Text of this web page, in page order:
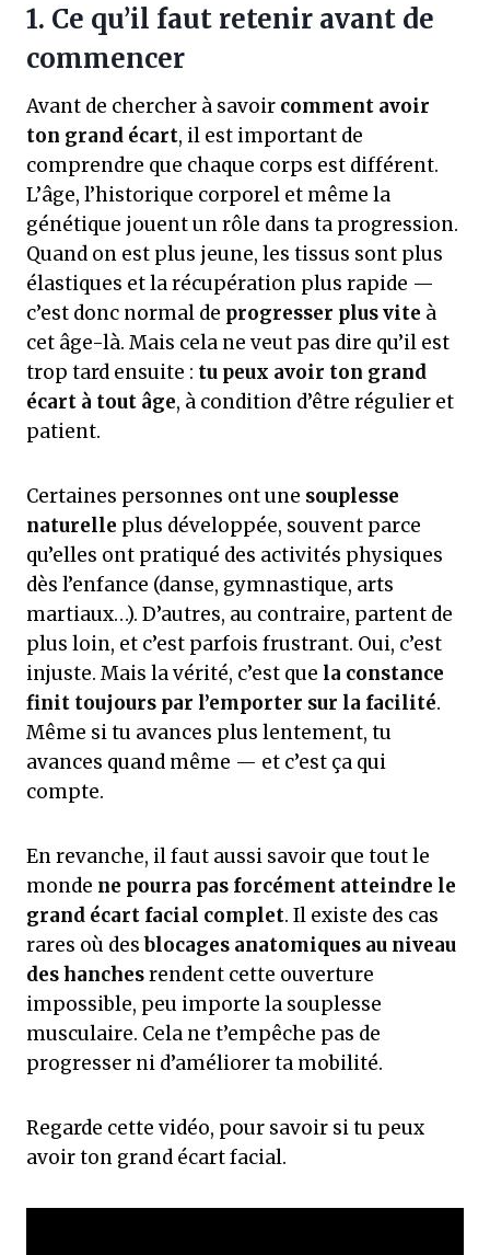
1. Ce qu’il faut retenir avant de
commencer
Avant de chercher à savoir comment avoir
ton grand écart, il est important de
comprendre que chaque corps est différent.
L’âge, l’historique corporel et même la
génétique jouent un rôle dans ta progression.
Quand on est plus jeune, les tissus sont plus
élastiques et la récupération plus rapide —
c’est donc normal de progresser plus vite à
cet âge-là. Mais cela ne veut pas dire qu’il est
trop tard ensuite : tu peux avoir ton grand
écart à tout âge, à condition d’être régulier et
patient.
Certaines personnes ont une souplesse
naturelle plus développée, souvent parce
qu’elles ont pratiqué des activités physiques
dès l’enfance (danse, gymnastique, arts
martiaux…). D’autres, au contraire, partent de
plus loin, et c’est parfois frustrant. Oui, c’est
injuste. Mais la vérité, c’est que la constance
finit toujours par l’emporter sur la facilité.
Même si tu avances plus lentement, tu
avances quand même — et c’est ça qui
compte.
En revanche, il faut aussi savoir que tout le
monde ne pourra pas forcément atteindre le
grand écart facial complet. Il existe des cas
rares où desblocages anatomiques au niveau
des hanchesrendent cette ouverture
impossible, peu importe la souplesse
musculaire. Cela ne t’empêche pas de
progresser ni d’améliorer ta mobilité.
Regarde cette vidéo, pour savoir si tu peux
avoir ton grand écart facial.